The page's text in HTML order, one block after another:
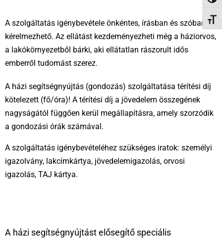
A szolgáltatás igénybevétele önkéntes, írásban és szóban is
kérelmezhető. Az ellátást kezdeményezheti még a háziorvos,
a lakókörnyezetből bárki, aki ellátatlan rászorult idős
emberről tudomást szerez.
A házi segítségnyújtás (gondozás) szolgáltatása térítési díj
kötelezett (fő/óra)! A térítési díj a jövedelem összegének
nagyságától függően kerül megállapításra, amely szorzódik
a gondozási órák számával.
A szolgáltatás igénybevételéhez szükséges iratok: személyi
igazolvány, lakcímkártya, jövedelemigazolás, orvosi
igazolás, TAJ kártya.
A házi segítségnyújtást elősegítő speciális